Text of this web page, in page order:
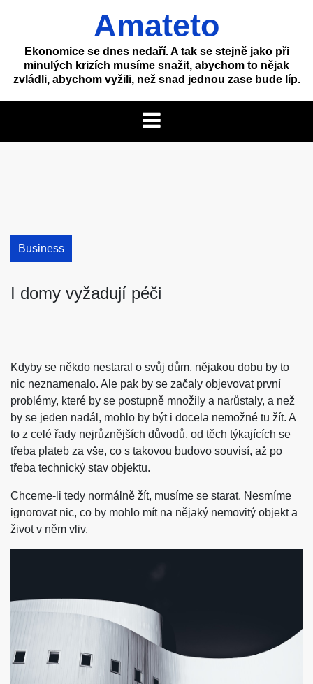
Amateto
Ekonomice se dnes nedaří. A tak se stejně jako při
minulých krizích musíme snažit, abychom to nějak
zvládli, abychom vyžili, než snad jednou zase bude líp.
Business
I domy vyžadují péči
Kdyby se někdo nestaral o svůj dům, nějakou dobu by to
nic neznamenalo. Ale pak by se začaly objevovat první
problémy, které by se postupně množily a narůstaly, a než
by se jeden nadál, mohlo by být i docela nemožné tu žít. A
to z celé řady nejrůznějších důvodů, od těch týkajících se
třeba plateb za vše, co s takovou budovo souvisí, až po
třeba technický stav objektu.
Chceme-li tedy normálně žít, musíme se starat. Nesmíme
ignorovat nic, co by mohlo mít na nějaký nemovitý objekt a
život v něm vliv.